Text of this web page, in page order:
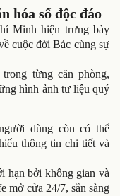
hóa số độc đáo
Minh hiện trưng bày
cuộc đời Bác cùng sự
từng căn phòng,
hình ảnh tư liệu quý
dùng còn có thể
thông tin chi tiết và
hạn bởi không gian và
mở cửa 24/7, sẵn sàng